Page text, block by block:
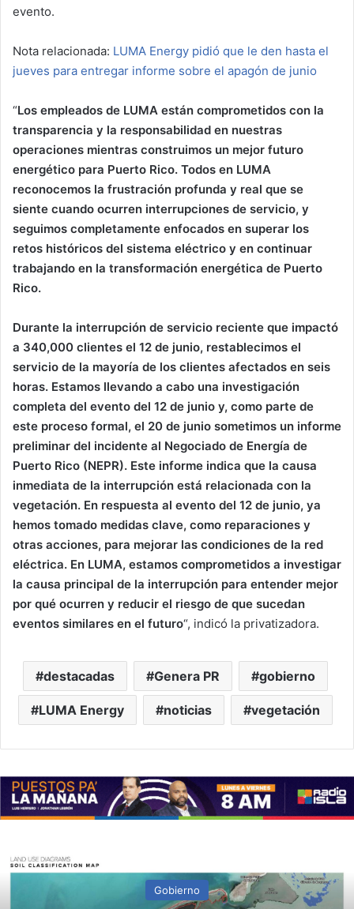
evento.
Nota relacionada: LUMA Energy pidió que le den hasta el
jueves para entregar informe sobre el apagón de junio
“Los empleados de LUMA están comprometidos con la
transparencia y la responsabilidad en nuestras
operaciones mientras construimos un mejor futuro
energético para Puerto Rico. Todos en LUMA
reconocemos la frustración profunda y real que se
siente cuando ocurren interrupciones de servicio, y
seguimos completamente enfocados en superar los
retos históricos del sistema eléctrico y en continuar
trabajando en la transformación energética de Puerto
Rico.
Durante la interrupción de servicio reciente que impactó
a 340,000 clientes el 12 de junio, restablecimos el
servicio de la mayoría de los clientes afectados en seis
horas. Estamos llevando a cabo una investigación
completa del evento del 12 de junio y, como parte de
este proceso formal, el 20 de junio sometimos un informe
preliminar del incidente al Negociado de Energía de
Puerto Rico (NEPR). Este informe indica que la causa
inmediata de la interrupción está relacionada con la
vegetación. En respuesta al evento del 12 de junio, ya
hemos tomado medidas clave, como reparaciones y
otras acciones, para mejorar las condiciones de la red
eléctrica. En LUMA, estamos comprometidos a investigar
la causa principal de la interrupción para entender mejor
por qué ocurren y reducir el riesgo de que sucedan
eventos similares en el futuro“, indicó la privatizadora.
destacadas Genera PR gobierno
LUMA Energy noticias vegetación
Gobierno